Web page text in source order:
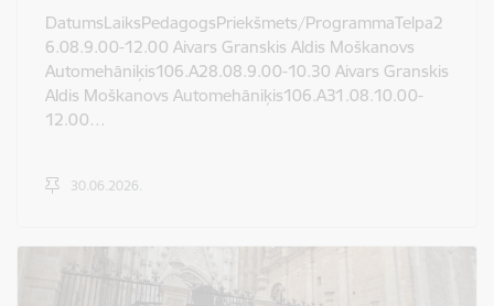
DatumsLaiksPedagogsPriekšmets/ProgrammaTelpa2
6.08.9.00-12.00 Aivars Granskis Aldis Moškanovs
Automehāniķis106.A28.08.9.00-10.30 Aivars Granskis
Aldis Moškanovs Automehāniķis106.A31.08.10.00-
12.00…
30.06.2026.